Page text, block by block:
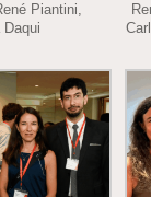
Piantini,
Daqui